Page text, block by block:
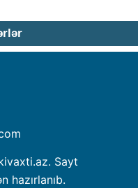
Sayt
hazırlanıb.